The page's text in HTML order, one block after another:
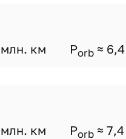
млн. км Porb ≈ 6,4
млн. км Porb ≈ 7,4